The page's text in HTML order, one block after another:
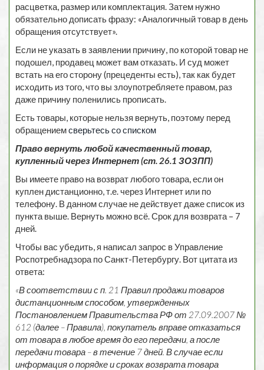
расцветка, размер или комплектация. Затем нужно
обязательно дописать фразу: «Аналогичный товар в день
обращения отсутствует».
Если не указать в заявлении причину, по которой товар не
подошел, продавец может вам отказать. И суд может
встать на его сторону (прецеденты есть), так как будет
исходить из того, что вы злоупотребляете правом, раз
даже причину поленились прописать.
Есть товары, которые нельзя вернуть, поэтому перед
обращениемсверьтесь со списком
Право вернуть любой качественный товар,
купленный через Интернет (ст. 26.1 ЗОЗПП)
Вы имеете право на возврат любого товара, если он
куплен дистанционно, т.е. через Интернет или по
телефону. В данном случае не действует даже список из
пункта выше. Вернуть можно всё. Срок для возврата – 7
дней.
Чтобы вас убедить, я написал запрос в Управление
Роспотребнадзора по Санкт-Петербургу. Вот цитата из
ответа:
«В соответствии с п. 21 Правил продажи товаров
дистанционным способом, утвержденных
Постановлением Правительства РФ от 27.09.2007 №
612 (далее – Правила), покупатель вправе отказаться
от товара в любое время до его передачи, а после
передачи товара – в течение 7 дней. В случае если
информация о порядке и сроках возврата товара